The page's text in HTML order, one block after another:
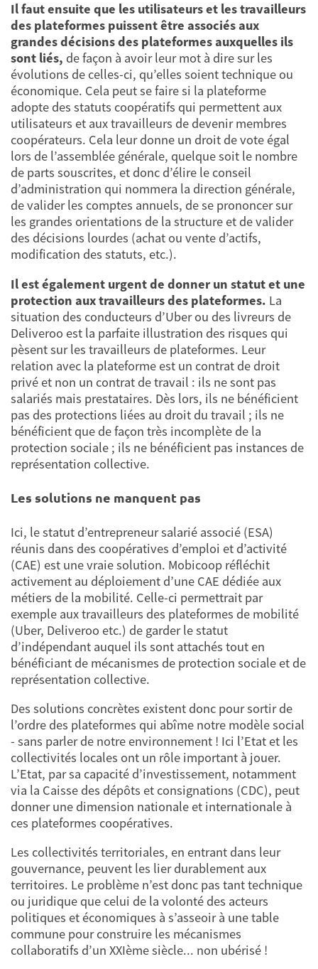
Il faut ensuite que les utilisateurs et les travailleurs
des plateformes puissent être associés aux
grandes décisions des plateformes auxquelles ils
sont liés, de façon à avoir leur mot à dire sur les
évolutions de celles-ci, qu’elles soient technique ou
économique. Cela peut se faire si la plateforme
adopte des statuts coopératifs qui permettent aux
utilisateurs et aux travailleurs de devenir membres
coopérateurs. Cela leur donne un droit de vote égal
lors de l’assemblée générale, quelque soit le nombre
de parts souscrites, et donc d’élire le conseil
d’administration qui nommera la direction générale,
de valider les comptes annuels, de se prononcer sur
les grandes orientations de la structure et de valider
des décisions lourdes (achat ou vente d’actifs,
modification des statuts, etc.).
Il est également urgent de donner un statut et une
protection aux travailleurs des plateformes. La
situation des conducteurs d’Uber ou des livreurs de
Deliveroo est la parfaite illustration des risques qui
pèsent sur les travailleurs de plateformes. Leur
relation avec la plateforme est un contrat de droit
privé et non un contrat de travail : ils ne sont pas
salariés mais prestataires. Dès lors, ils ne bénéficient
pas des protections liées au droit du travail ; ils ne
bénéficient que de façon très incomplète de la
protection sociale ; ils ne bénéficient pas instances de
représentation collective.
Les solutions ne manquent pas
Ici, le statut d’entrepreneur salarié associé (ESA)
réunis dans des coopératives d’emploi et d’activité
(CAE) est une vraie solution. Mobicoop réfléchit
activement au déploiement d’une CAE dédiée aux
métiers de la mobilité. Celle-ci permettrait par
exemple aux travailleurs des plateformes de mobilité
(Uber, Deliveroo etc.) de garder le statut
d’indépendant auquel ils sont attachés tout en
bénéficiant de mécanismes de protection sociale et de
représentation collective.
Des solutions concrètes existent donc pour sortir de
l’ordre des plateformes qui abîme notre modèle social
- sans parler de notre environnement ! Ici l’Etat et les
collectivités locales ont un rôle important à jouer.
L’Etat, par sa capacité d’investissement, notamment
via la Caisse des dépôts et consignations (CDC), peut
donner une dimension nationale et internationale à
ces plateformes coopératives.
Les collectivités territoriales, en entrant dans leur
gouvernance, peuvent les lier durablement aux
territoires. Le problème n’est donc pas tant technique
ou juridique que celui de la volonté des acteurs
politiques et économiques à s’asseoir à une table
commune pour construire les mécanismes
collaboratifs d’un XXIème siècle... non ubérisé !